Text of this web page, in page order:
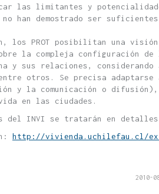
las limitantes y
han demostrado ser
los PROT posibilitan una
la compleja configuración
y sus relaciones,
otros. Se precisa
y la comunicación o
en las ciudades.
del INVI se tratarán en
http://vivienda.uchilefau.cl/
2010-